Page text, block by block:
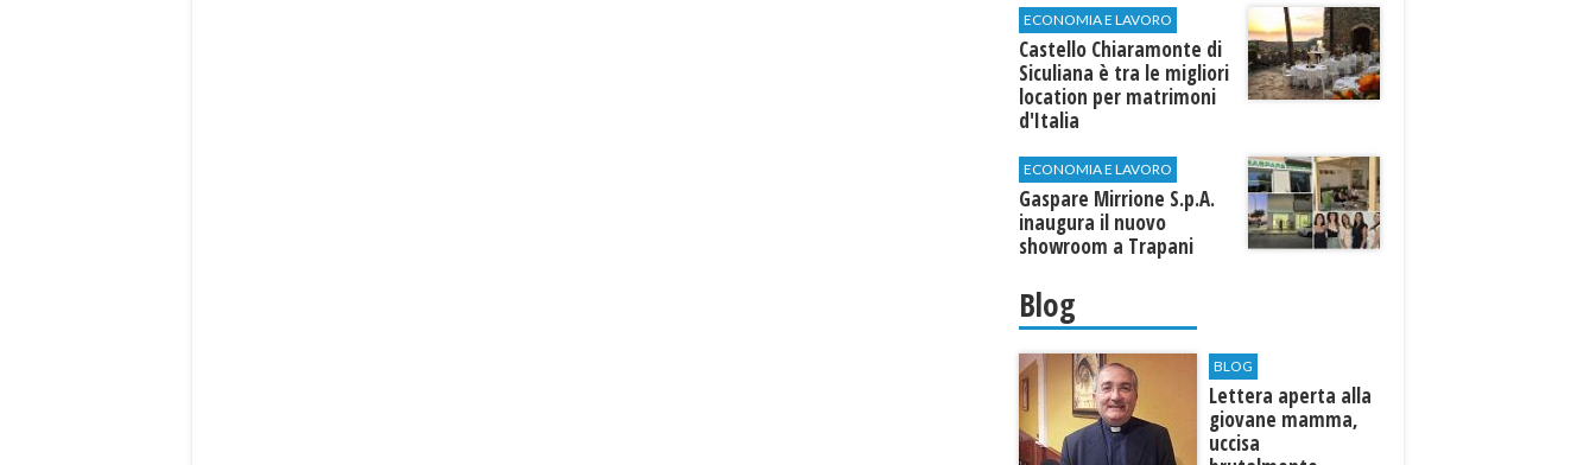
ECONOMIA E LAVORO
Castello Chiaramonte di
Siculiana è tra le migliori
location per matrimoni
d'Italia
ECONOMIA E LAVORO
​Gaspare Mirrione S.p.A.
inaugura il nuovo
showroom a Trapani
Blog
BLOG
Lettera aperta alla
giovane mamma,
uccisa